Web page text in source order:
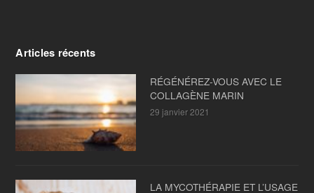
Articles récents
RÉGÉNÉREZ-VOUS AVEC LE
COLLAGÈNE MARIN
29 janvier 2021
LA MYCOTHÉRAPIE ET L’USAGE